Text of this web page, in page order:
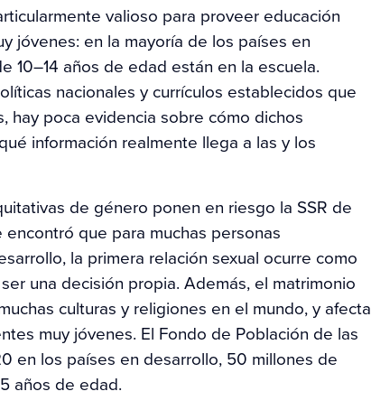
valioso para proveer educación
jóvenes: en la mayoría de los países en
10–14 años de edad están en la escuela.
nacionales y currículos establecidos que
hay poca evidencia sobre cómo dichos
información realmente llega a las y los
de género ponen en riesgo la SSR de
que para muchas personas
la primera relación sexual ocurre como
una decisión propia. Además, el matrimonio
culturas y religiones en el mundo, y afecta
muy jóvenes. El Fondo de Población de las
en los países en desarrollo, 50 millones de
años de edad.